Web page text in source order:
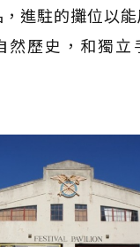
進駐的攤位以
然歷史，和獨立